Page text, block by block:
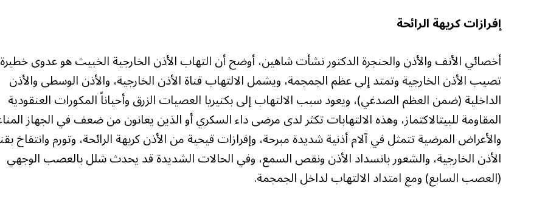
إفرازات كريهة الرائحة
أخصائي الأنف والأذن والحنجرة الدكتور نشأت شاهين، أوضح أن التهاب الأذن الخارجية الخبيث هو عدوى خطيرة
تصيب الأذن الخارجية وتمتد إلى عظم الجمجمة، ويشمل الالتهاب قناة الأذن الخارجية، والأذن الوسطى والأذن
الداخلية (ضمن العظم الصدغي)، ويعود سبب الالتهاب إلى بكتيريا العصيات الزرق وأحياناً المكورات العنقودية
المقاومة للبيتالاكتماز، وهذه الالتهابات تكثر لدى مرضى داء السكري أو الذين يعانون من ضعف في الجهاز
والأعراض المرضية تتمثل في آلام أذنية شديدة مبرحة، وإفرازات قيحية من الأذن كريهة الرائحة، وتورم وانتفاخ
الأذن الخارجية، والشعور بانسداد الأذن ونقص السمع، وفي الحالات الشديدة قد يحدث شلل بالعصب الوجهي
(العصب السابع) ومع امتداد الالتهاب لداخل الجمجمة.